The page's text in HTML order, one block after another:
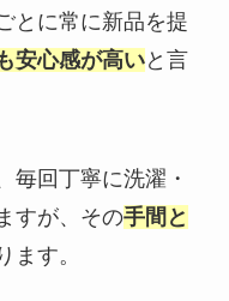
とに常に新品を提
安心感が高いと言
毎回丁寧に洗濯・
すが、その手間と
ます。